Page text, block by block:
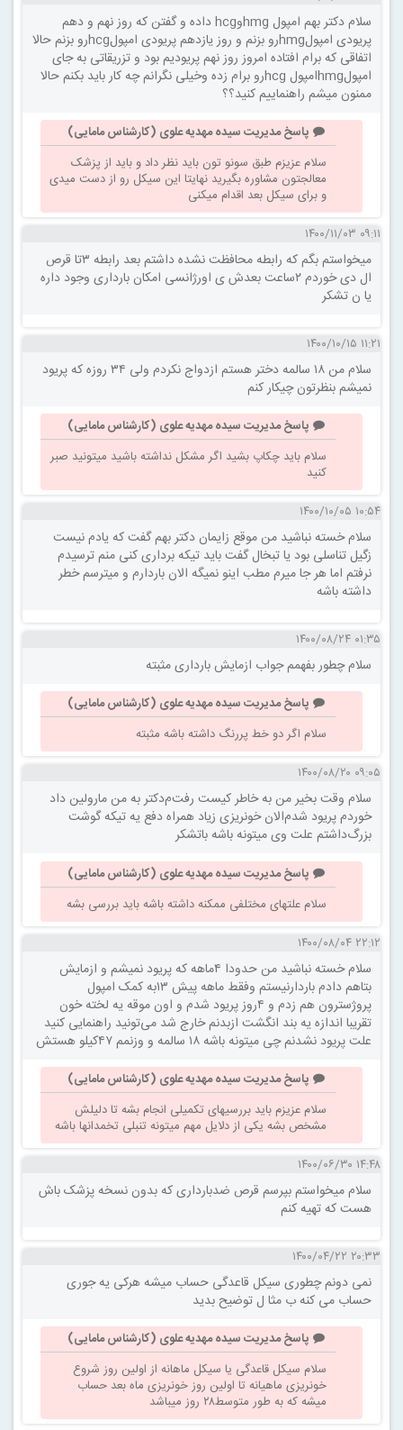
سلام دکتر بهم امپول hmgوhcg داده و گفتن که روز نهم و دهم
پریودی امپولhmgرو بزنم و روز یازدهم پریودی امپولhcgرو بزنم حالا
اتفاقی که برام افتاده امروز روز نهم پریودیم بود و تزریقاتی به جای
امپولhmgامپول hcgرو برام زده وخیلی نگرانم چه کار باید بکنم حالا
ممنون میشم راهنماییم کنید؟؟
پاسخ مدیریت سیده مهدیه علوی (کارشناس مامایی)
سلام عزیزم طبق سونو تون باید نظر داد و باید از پزشک
معالجتون مشاوره بگیرید نهایتا این سیکل رو از دست میدی
و برای سیکل بعد اقدام میکنی
۰۹:۱۱ ۱۴۰۰/۱۱/۰۳
میخواستم بگم که رابطه‌ محافظت نشده داشتم بعد رابطه ۳تا قرص
ال دی خوردم ۲ساعت بعدش ی اورژانسی امکان بارداری وجود داره
یا ن تشکر
۱۱:۲۱ ۱۴۰۰/۱۰/۱۵
سلام من ۱۸ سالمه دختر هستم ازدواج نکردم ولی ۳۴ روزه که پریود
نمیشم بنظرتون چیکار کنم
پاسخ مدیریت سیده مهدیه علوی (کارشناس مامایی)
سلام باید چکاپ بشید اگر مشکل نداشته باشید میتونید صبر
کنید
۱۰:۵۴ ۱۴۰۰/۱۰/۰۵
سلام خسته نباشید من موقع زایمان دکتر بهم گفت که یادم نیست
زگیل تناسلی‌ بود یا تبخال گفت باید تیکه برداری کنی منم ترسیدم
نرفتم اما هر جا میرم مطب اینو نمیگه الان باردارم و میترسم خطر
داشته باشه
۰۱:۳۵ ۱۴۰۰/۰۸/۲۴
سلام چطور بفهمم جواب ازمایش بارداری مثبته
پاسخ مدیریت سیده مهدیه علوی (کارشناس مامایی)
سلام اگر دو خط پررنگ داشته باشه مثبته
۰۹:۰۵ ۱۴۰۰/۰۸/۲۰
سلام وقت بخیر من به خاطر کیست رفت‌م‌دکتر به من مارولین داد
خوردم پریود شدم‌الان خونریزی زیاد همراه دفع یه تیکه گوشت
بزرگ‌داشتم علت وی میتونه باشه باتشکر
پاسخ مدیریت سیده مهدیه علوی (کارشناس مامایی)
سلام علتهای مختلفی ممکنه داشته باشه باید بررسی بشه
۲۲:۱۲ ۱۴۰۰/۰۸/۰۴
سلام خسته نباشید من حدودا ۴ماهه که پریود نمیشم و ازمایش
بتاهم دادم باردارنیستم وفقط ماهه پیش ۱۳به کمک امپول
پروژسترون هم زدم و ۴روز پریود شدم و اون موقه یه لخته خون
تقریبا اندازه یه بند انگشت ازبدنم خارج شد می‌تونید راهنمایی کنید
علت پريود نشدنم چی میتونه باشه ۱۸ سالمه و وزنمم ۴۷کیلو هستش
پاسخ مدیریت سیده مهدیه علوی (کارشناس مامایی)
سلام عزیزم باید بررسیهای تکمیلی انجام بشه تا دلیلش
مشخص بشه یکی از دلایل مهم میتونه تنبلی تخمدانها باشه
۱۴:۴۸ ۱۴۰۰/۰۶/۳۰
سلام میخواستم بپرسم قرص ضدبارداری که بدون نسخه پزشک باش
هست که تهیه کنم
۲۰:۳۳ ۱۴۰۰/۰۴/۲۲
نمی دونم چطوری سیکل قاعدگی حساب میشه هرکی یه جوری
حساب می کنه ب مثا ل توضیح بدید
پاسخ مدیریت سیده مهدیه علوی (کارشناس مامایی)
سلام سیکل قاعدگی یا سیکل ماهانه از اولین روز شروع
خونریزی ماهیانه تا اولین روز خونریزی ماه بعد حساب
میشه که به طور متوسط۲۸ روز میباشد